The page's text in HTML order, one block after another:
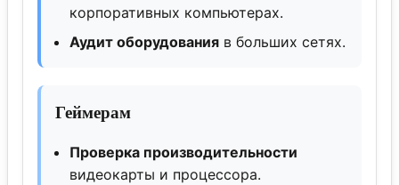
корпоративных компьютерах.
Аудит оборудования в больших сетях.
Геймерам
Проверка производительности
видеокарты и процессора.